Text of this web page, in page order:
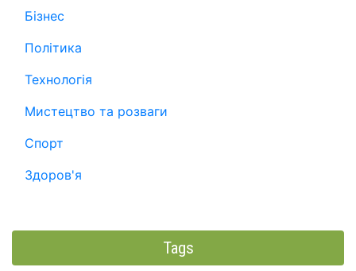
Бізнес
Політика
Технологія
Мистецтво та розваги
Спорт
Здоров'я
Tags